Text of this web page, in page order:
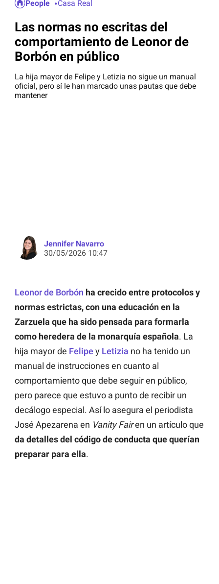
People Casa Real
Las normas no escritas del
comportamiento de Leonor de
Borbón en público
La hija mayor de Felipe y Letizia no sigue un manual
oficial, pero sí le han marcado unas pautas que debe
mantener
Jennifer Navarro
30/05/2026 10:47
Leonor de Borbón ha crecido entre protocolos y
normas estrictas, con una educación en la
Zarzuela que ha sido pensada para formarla
como heredera de la monarquía española. La
hija mayor de Felipe y Letizia no ha tenido un
manual de instrucciones en cuanto al
comportamiento que debe seguir en público,
pero parece que estuvo a punto de recibir un
decálogo especial. Así lo asegura el periodista
José Apezarena en Vanity Fairen un artículo que
da detalles del código de conducta que querían
preparar para ella.